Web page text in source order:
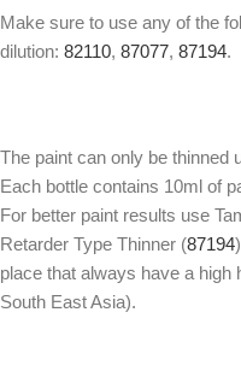
Make sure to use any of the
dilution: 82110, 87077, 87194.
The paint can only be thinned
Each bottle contains 10ml of
For better paint results use
Retarder Type Thinner (87194
place that always have a
South East Asia).